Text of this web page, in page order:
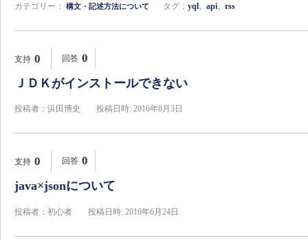
カテゴリー： 構文・記述方法について タグ： yql、 api、 rss
0
支持 0
回答
ＪＤＫがインストールできない
投稿者：浜田博史 投稿日時: 2016年8月3日
0
支持 0
回答
java×jsonについて
投稿者：初心者 投稿日時: 2016年6月24日